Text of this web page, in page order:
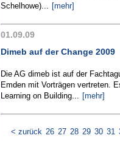
Schelhowe)... [mehr]
01.09.09
Dimeb auf der Change 2009
Die AG dimeb ist auf der
Emden mit Vorträgen vertreten.
Learning on Building... [mehr]
< zurück 26 27 28 29 30 31